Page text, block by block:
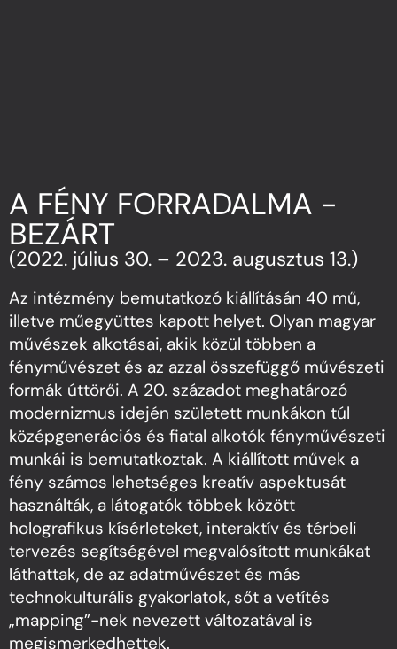
A FÉNY FORRADALMA -
BEZÁRT
(2022. július 30. – 2023. augusztus 13.)
Az intézmény bemutatkozó kiállításán 40 mű,
illetve műegyüttes kapott helyet. Olyan magyar
művészek alkotásai, akik közül többen a
fényművészet és az azzal összefüggő művészeti
formák úttörői. A 20. századot meghatározó
modernizmus idején született munkákon túl
középgenerációs és fiatal alkotók fényművészeti
munkái is bemutatkoztak. A kiállított művek a
fény számos lehetséges kreatív aspektusát
használták, a látogatók többek között
holografikus kísérleteket, interaktív és térbeli
tervezés segítségével megvalósított munkákat
láthattak, de az adatművészet és más
technokulturális gyakorlatok, sőt a vetítés
„mapping”-nek nevezett változatával is
megismerkedhettek.